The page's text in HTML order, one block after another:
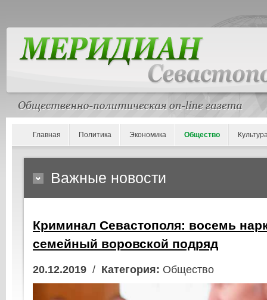
Главная Политика Экономика Общество
Важные новости
Криминал Севастополя: восемь
семейный воровской подряд
20.12.2019 / Категория: Общество